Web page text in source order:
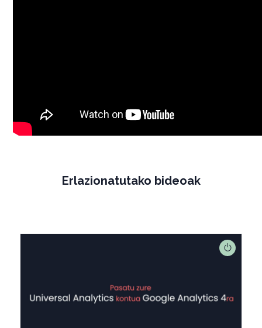
Erlazionatutako bideoak